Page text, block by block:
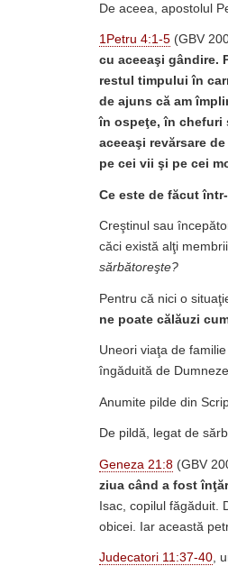
De aceea, apostolul
1Petru 4:1-5 (GBV
cu aceeaşi gândire.
restul timpului în
de ajuns că am
în ospeţe, în chefuri
aceeaşi revărsare
pe cei vii şi pe cei
Ce este de făcut
Creştinul sau
căci există alţi
sărbătoreşte?
Pentru că nici o
ne poate călăuzi
Uneori viaţa de
îngăduită de
Anumite pilde din
De pildă, legat de
Geneza 21:8 (GBV
ziua când a fost
Isac, copilul făgăduit.
obicei. Iar această
Judecatori 11:37-40,